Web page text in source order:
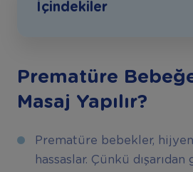
İçindekiler
Prematüre Bebeğe
Masaj Yapılır?
Prematüre bebekler,
hassaslar. Çünkü